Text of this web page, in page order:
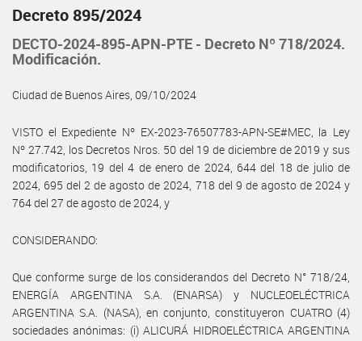
Decreto 895/2024
DECTO-2024-895-APN-PTE - Decreto Nº 718/2024.
Modificación.
Ciudad de Buenos Aires, 09/10/2024
VISTO el Expediente Nº EX-2023-76507783-APN-SE#MEC, la Ley
Nº 27.742, los Decretos Nros. 50 del 19 de diciembre de 2019 y sus
modificatorios, 19 del 4 de enero de 2024, 644 del 18 de julio de
2024, 695 del 2 de agosto de 2024, 718 del 9 de agosto de 2024 y
764 del 27 de agosto de 2024, y
CONSIDERANDO:
Que conforme surge de los considerandos del Decreto N° 718/24,
ENERGÍA ARGENTINA S.A. (ENARSA) y NUCLEOELÉCTRICA
ARGENTINA S.A. (NASA), en conjunto, constituyeron CUATRO (4)
sociedades anónimas: (i) ALICURÁ HIDROELÉCTRICA ARGENTINA